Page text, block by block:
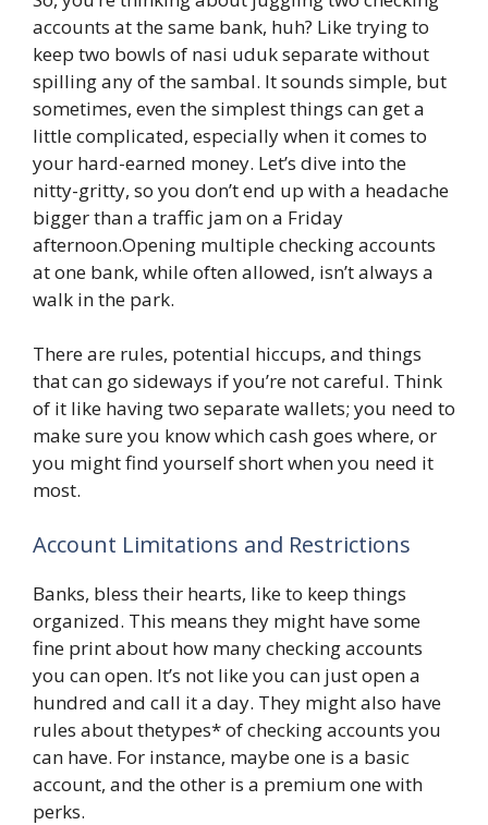
accounts at the same bank, huh? Like trying to
keep two bowls of nasi uduk separate without
spilling any of the sambal. It sounds simple, but
sometimes, even the simplest things can get a
little complicated, especially when it comes to
your hard-earned money. Let’s dive into the
nitty-gritty, so you don’t end up with a headache
bigger than a traffic jam on a Friday
afternoon.Opening multiple checking accounts
at one bank, while often allowed, isn’t always a
walk in the park.
There are rules, potential hiccups, and things
that can go sideways if you’re not careful. Think
of it like having two separate wallets; you need to
make sure you know which cash goes where, or
you might find yourself short when you need it
most.
Account Limitations and Restrictions
Banks, bless their hearts, like to keep things
organized. This means they might have some
fine print about how many checking accounts
you can open. It’s not like you can just open a
hundred and call it a day. They might also have
rules about thetypes* of checking accounts you
can have. For instance, maybe one is a basic
account, and the other is a premium one with
perks.